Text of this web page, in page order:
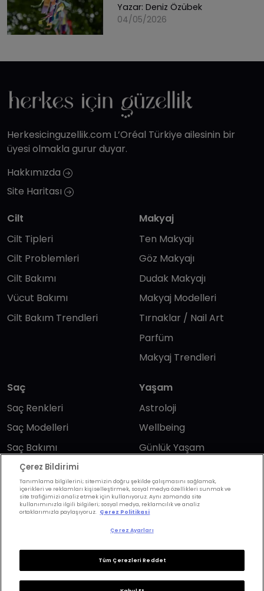
Yazar: Deniz Özübek
04/05/2026
Herkesicinguzellik.com L’Oréal Türkiye ailesinin bir
üyesi olmakla gurur duyar.
Hakkımızda
Site Haritası
Cilt
Cilt Tipleri
Cilt Problemleri
Cilt Bakımı
Vücut Bakımı
Cilt Bakım Trendleri
Makyaj
Ten Makyajı
Göz Makyajı
Dudak Makyajı
Makyaj Modelleri
Tırnaklar / Nail Art
Parfüm
Makyaj Trendleri
Saç
Saç Renkleri
Saç Modelleri
Saç Bakımı
Saç Kesimi
Erkek Saç
Kuaförler
Yaşam
Astroloji
Wellbeing
Günlük Yaşam
Yükselen Burç
Hesaplama
Çerez Bildirimi
Tanımlama bilgilerini; sitemizin doğru şekilde çalışmasını sağlamak,
içerikleri ve reklamları kişiselleştirmek, sosyal medya özellikleri sunmak ve
site trafiğimizi analiz etmek için kullanıyoruz. Aynı zamanda site
kullanımınızla ilgili bilgileri; sosyal medya, reklamcılık ve analiz
ortaklarımızla paylaşıyoruz. Çerez Politikasi
Çerez Ayarları
Tüm Çerezleri Reddet